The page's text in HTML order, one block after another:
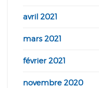
avril 2021
mars 2021
février 2021
novembre 2020